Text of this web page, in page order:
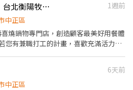
✅時薪：196起 ➠定期檢
➠23:00～06:00加發早夜津貼+$45/時 ✅
🍔半價餐飲ll超划算！ 🍔在職第二個月
健保ll照政府規定走，每日薪資清清楚
遷制度ll上班表現優良可升遷為計時主
以面議喔)
【MO-MO-PARADISE】台北衡陽牧場-外場兼職(早班,晚班)-C11
1週前
中正區
喜燒鍋物專門店，創造顧客最美好用餐體
4. 收銀結帳，開店前準備及閉店整理作
6天前
中正區